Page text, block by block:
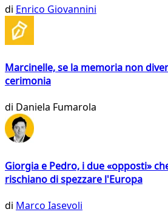
di Enrico Giovannini
Marcinelle, se la memoria non
cerimonia
di Daniela Fumarola
Giorgia e Pedro, i due «opposti»
rischiano di spezzare l'Europa
di Marco Iasevoli